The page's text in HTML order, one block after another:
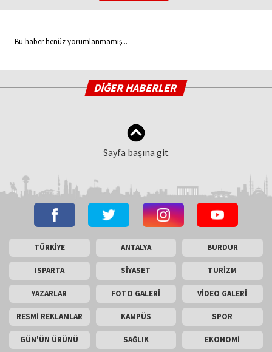
Bu haber henüz yorumlanmamış...
DİĞER HABERLER
Sayfa başına git
TÜRKİYE ANTALYA BURDUR
ISPARTA SİYASET TURİZM
YAZARLAR FOTO GALERİ VİDEO GALERİ
RESMİ REKLAMLAR KAMPÜS SPOR
GÜN'ÜN ÜRÜNÜ SAĞLIK EKONOMİ